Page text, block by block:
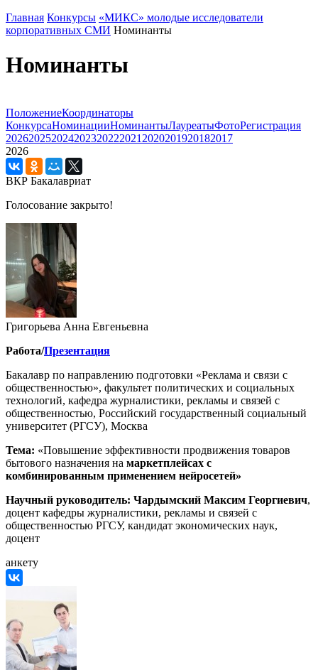
Главная Конкурсы «МИКС» молодые исследователи
корпоративных СМИ Номинанты
Номинанты
ПоложениеКоординаторы
КонкурсаНоминацииНоминантыЛауреатыФотоРегистрация
202620252024202320222021 2020201920182017
2026
ВКР Бакалавриат
Голосование закрыто!
Григорьева Анна Евгеньевна
Работа/Презентация
Бакалавр по направлению подготовки «Реклама и связи с
общественностью», факультет политических и социальных
технологий, кафедра журналистики, рекламы и связей с
общественностью, Российский государственный социальный
университет (РГСУ), Москва
Тема: «Повышение эффективности продвижения товаров
бытового назначения на маркетплейсах с
комбинированным применением нейросетей»
Научный руководитель: Чардымский Максим Георгиевич,
доцент кафедры журналистики, рекламы и связей с
общественностью РГСУ, кандидат экономических наук,
доцент
анкету